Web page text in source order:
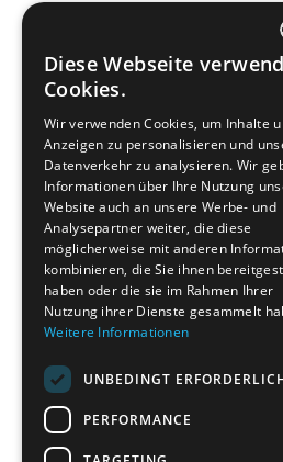
Diese Webseite
Cookies.
Wir verwenden Cookies, um Inhalte
Anzeigen zu personalisieren und
Datenverkehr zu analysieren. Wir
Informationen über Ihre Nutzung
Website auch an unsere Werbe- und
Analysepartner weiter, die diese
möglicherweise mit anderen
kombinieren, die Sie ihnen
haben oder die sie im Rahmen Ihrer
Nutzung ihrer Dienste gesammelt
Weitere Informationen
UNBEDINGT
PERFORMANCE